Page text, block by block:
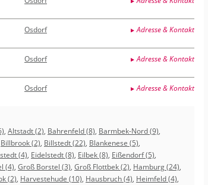
Osdorf Adresse & Kontakt
Osdorf Adresse & Kontakt
Osdorf Adresse & Kontakt
, Altstadt (2), Bahrenfeld (8), Barmbek-Nord (9),
Billbrook (2), Billstedt (22), Blankenese (5),
(4), Eidelstedt (8), Eilbek (8), Eißendorf (5),
(4), Groß Borstel (3), Groß Flottbek (2), Hamburg (24),
(2), Harvestehude (10), Hausbruch (4), Heimfeld (4),